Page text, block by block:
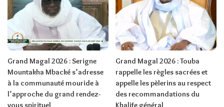
Grand Magal 2026 : Serigne
Mountakha Mbacké s’adresse
à la communauté mouride à
l’approche du grand rendez-
vous spirituel
Grand Magal 2026 : Touba
rappelle les règles sacrées et
appelle les pèlerins au respect
des recommandations du
Khalife général